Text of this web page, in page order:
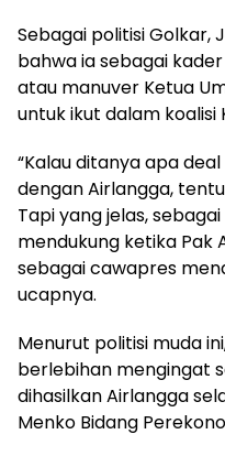
Sebagai politisi Golkar,
bahwa ia sebagai
atau manuver Ketua
untuk ikut dalam koalisi
“Kalau ditanya apa
dengan Airlangga,
Tapi yang jelas,
mendukung ketika Pak
sebagai cawapres
ucapnya.
Menurut politisi muda
berlebihan mengingat
dihasilkan Airlangga
Menko Bidang